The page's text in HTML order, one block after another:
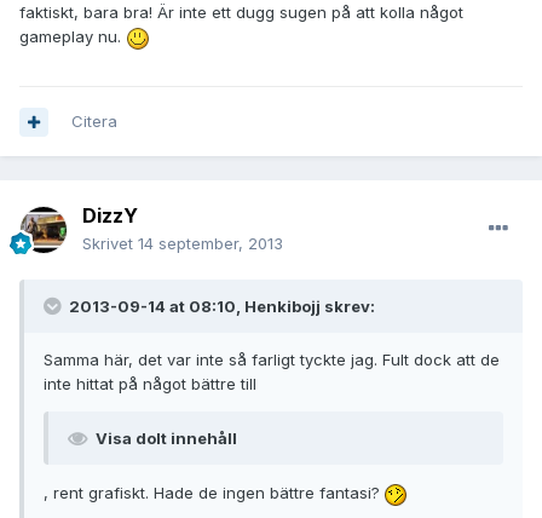
faktiskt, bara bra! Är inte ett dugg sugen på att kolla något
gameplay nu.
Citera
DizzY
Skrivet 14 september, 2013
2013-09-14 at 08:10, Henkibojj skrev:
Samma här, det var inte så farligt tyckte jag. Fult dock att de
inte hittat på något bättre till
Visa dolt innehåll
, rent grafiskt. Hade de ingen bättre fantasi?